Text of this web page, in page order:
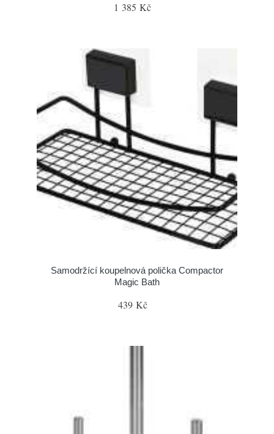
1 385 Kč
Samodržící koupelnová polička Compactor
Magic Bath
439 Kč